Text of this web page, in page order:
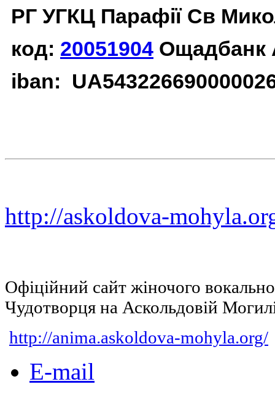
РГ УГКЦ Парафії Св
код: 20051904 Ощадбанк
iban:
http://askoldova-
Офіційний сайт жіночого
Чудотворця на Аскольдовій
http://anima.askoldova-mohyla.org/
E-mail